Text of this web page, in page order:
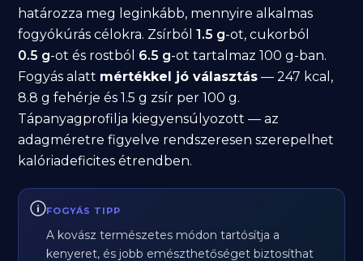
határozza meg leginkább, mennyire alkalmas
fogyókúrás célokra. Zsírból1.5 g-ot, cukorból
0.5 g-ot és rostból 6.5 g-ot tartalmaz 100 g-ban.
Fogyás alatt mértékkel jó választás — 247 kcal,
8.8 g fehérje és 1.5 g zsír per 100 g.
Tápanyagprofilja kiegyensúlyozott — az
adagméretre figyelve rendszeresen szerepelhet
kalóriadeficites étrendben.
FOGYÁS TIPP
A kovász természetes módon tartósítja a
kenyeret, és jobb emészthetőséget biztosíthat